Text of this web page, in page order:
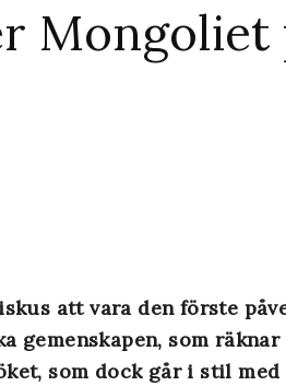
Mongoliet
att vara den förste
gemenskapen, som
som dock går i stil